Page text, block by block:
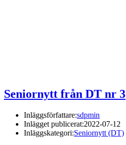
Seniornytt från DT nr 3
Inläggsförfattare:sdpmin
Inlägget publicerat:2022-07-12
Inläggskategori:Seniornytt (DT)